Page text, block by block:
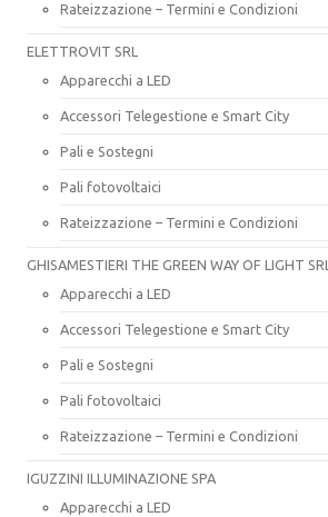
Rateizzazione – Termini e Condizioni
ELETTROVIT SRL
Apparecchi a LED
Accessori Telegestione e Smart City
Pali e Sostegni
Pali fotovoltaici
Rateizzazione – Termini e Condizioni
GHISAMESTIERI THE GREEN WAY OF LIGHT SRL
Apparecchi a LED
Accessori Telegestione e Smart City
Pali e Sostegni
Pali fotovoltaici
Rateizzazione – Termini e Condizioni
IGUZZINI ILLUMINAZIONE SPA
Apparecchi a LED